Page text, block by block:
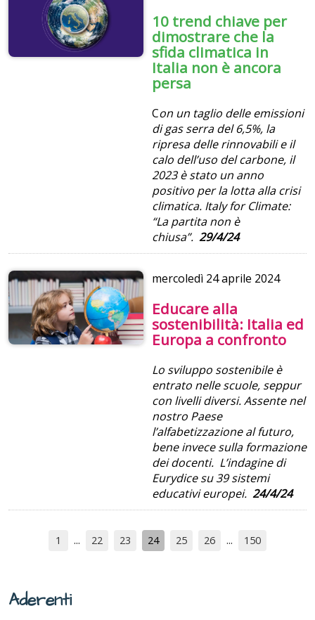
10 trend chiave per
dimostrare che la
sfida climatica in
Italia non è ancora
persa
Con un taglio delle emissioni
di gas serra del 6,5%, la
ripresa delle rinnovabili e il
calo dell’uso del carbone, il
2023 è stato un anno
positivo per la lotta alla crisi
climatica. Italy for Climate:
“La partita non è
chiusa”. 29/4/24
mercoledì 24 aprile 2024
Educare alla
sostenibilità: Italia ed
Europa a confronto
Lo sviluppo sostenibile è
entrato nelle scuole, seppur
con livelli diversi. Assente nel
nostro Paese
l’alfabetizzazione al futuro,
bene invece sulla formazione
dei docenti. L’indagine di
Eurydice su 39 sistemi
educativi europei. 24/4/24
1 22 23 24 25 26 150
Aderenti